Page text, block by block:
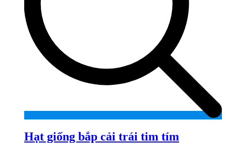
Hạt giống bắp cải trái tim tím